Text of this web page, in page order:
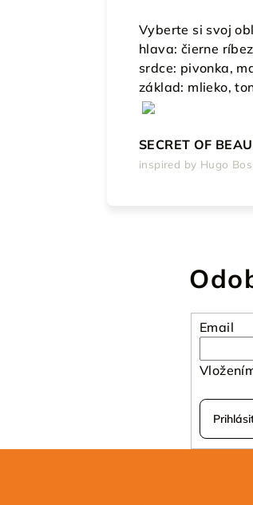
Vyberte si svoj
hlava: čierne
srdce: pivonka,
základ: mlieko,
SECRET OF
inspired by Hugo
Email